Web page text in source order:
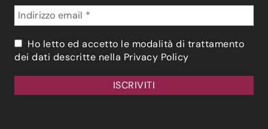
Ho letto ed accetto le modalità di trattamento
dei dati descritte nella Privacy Policy